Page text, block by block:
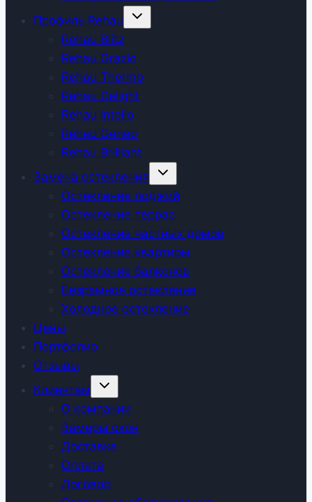
Профиль Rehau
Развернуть
Rehau Blitz
Rehau Grazio
Rehau Thermo
Rehau Delight
Rehau Intelio
Rehau Geneo
Rehau Brilliant
Замена остекления
Развернуть
меню
Остекление лоджий
Остекление террас
Остекление частных домов
Остекление квартиры
Остекление балконов
Безрамное остекление
Холодное остекление
Цены
Портфолио
Отзывы
Клиентам
Развернуть
О компании
Замеры окон
Доставка
Оплата
Договор